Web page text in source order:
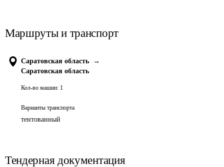
Маршруты и транспорт
Саратовская область
→
Саратовская область
Кол-во машин: 1
Варианты транспорта
тентованный
Тендерная документация